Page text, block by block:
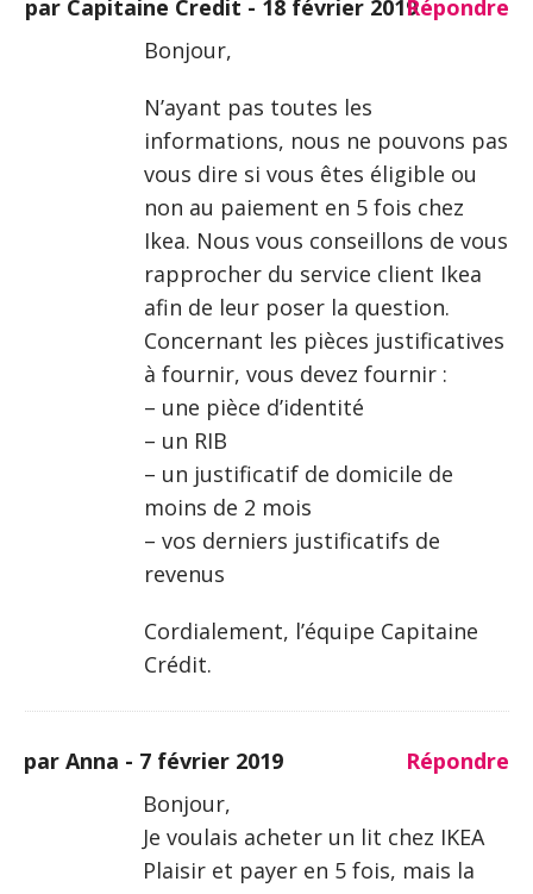
par Capitaine Credit - 18 février 2019Répondre
Bonjour,
N’ayant pas toutes les
informations, nous ne pouvons pas
vous dire si vous êtes éligible ou
non au paiement en 5 fois chez
Ikea. Nous vous conseillons de vous
rapprocher du service client Ikea
afin de leur poser la question.
Concernant les pièces justificatives
à fournir, vous devez fournir :
– une pièce d’identité
– un RIB
– un justificatif de domicile de
moins de 2 mois
– vos derniers justificatifs de
revenus
Cordialement, l’équipe Capitaine
Crédit.
par Anna - 7 février 2019
Répondre
Bonjour,
Je voulais acheter un lit chez IKEA
Plaisir et payer en 5 fois, mais la